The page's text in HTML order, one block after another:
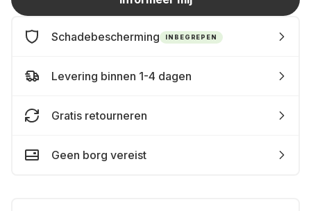
Schadebescherming INBEGREPEN
Levering binnen 1-4 dagen
Gratis retourneren
Geen borg vereist